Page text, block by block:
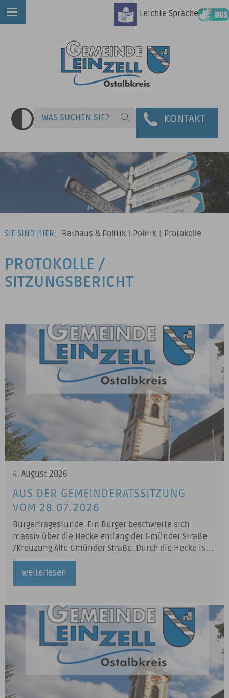
Leichte Sprache
KONTAKT
SIE SIND HIER: Rathaus & Politik Politik Protokolle
PROTOKOLLE /
SITZUNGSBERICHT
20 Ergebnisse gefunden
4. August 2026
AUS DER GEMEINDERATSSITZUNG
VOM 28.07.2026
Bürgerfragestunde Ein Bürger beschwerte sich
massiv über die Hecke entlang der Gmünder Straße
/Kreuzung Alte Gmünder Straße. Durch die Hecke ist
die Kreuzung extrem schlecht einsehbar. Eine
Unfallgefahr besteht. Anfragen des Gemeinderats
Bekanntgaben des Vorsitzenden Zusage ELR -
weiterlesen